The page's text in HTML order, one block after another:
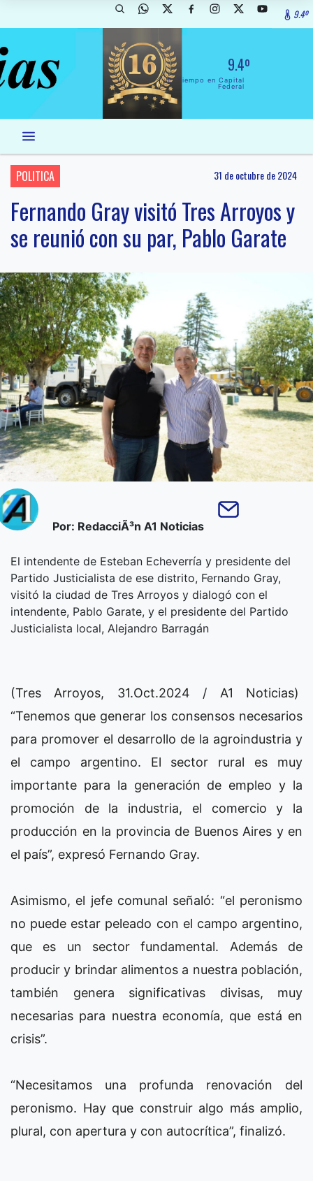
9.4º
9.4º
El Tiempo en Capital
Federal
POLITICA 31 de octubre de 2024
Fernando Gray visitó Tres Arroyos y
se reunió con su par, Pablo Garate
Por: RedacciÃ³n A1 Noticias
El intendente de Esteban Echeverría y presidente del
Partido Justicialista de ese distrito, Fernando Gray,
visitó la ciudad de Tres Arroyos y dialogó con el
intendente, Pablo Garate, y el presidente del Partido
Justicialista local, Alejandro Barragán
(Tres Arroyos, 31.Oct.2024 / A1 Noticias)
“Tenemos que generar los consensos necesarios
para promover el desarrollo de la agroindustria y
el campo argentino. El sector rural es muy
importante para la generación de empleo y la
promoción de la industria, el comercio y la
producción en la provincia de Buenos Aires y en
el país”, expresó Fernando Gray.
Asimismo, el jefe comunal señaló: “el peronismo
no puede estar peleado con el campo argentino,
que es un sector fundamental. Además de
producir y brindar alimentos a nuestra población,
también genera significativas divisas, muy
necesarias para nuestra economía, que está en
crisis”.
“Necesitamos una profunda renovación del
peronismo. Hay que construir algo más amplio,
plural, con apertura y con autocrítica”, finalizó.